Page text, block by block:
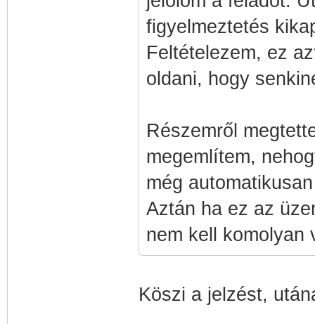
figyelmeztetés
Feltételezem, ez
oldani, hogy
Részemről
megemlítem,
még
Aztán ha ez az
nem kell komolyan
Köszi a jelzést,